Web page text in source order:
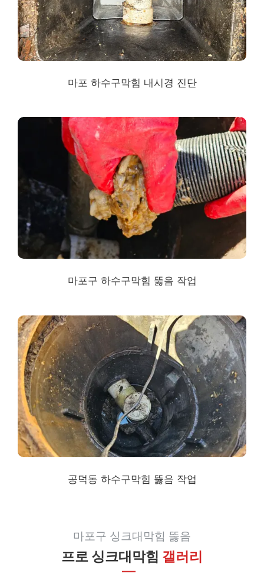
마포 하수구막힘 내시경 진단
마포구 하수구막힘 뚫음 작업
공덕동 하수구막힘 뚫음 작업
마포구 싱크대막힘 뚫음
프로 싱크대막힘 갤러리